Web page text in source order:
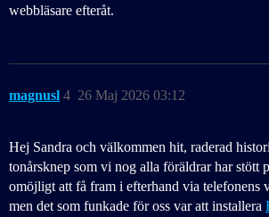
webbläsare efteråt.
magnusl 26 Maj 2026 03:12
4
Hej Sandra och välkommen hit, raderad
tonårsknep som vi nog alla föräldrar har stött
omöjligt att få fram i efterhand via telefonens
men det som funkade för oss var att installera